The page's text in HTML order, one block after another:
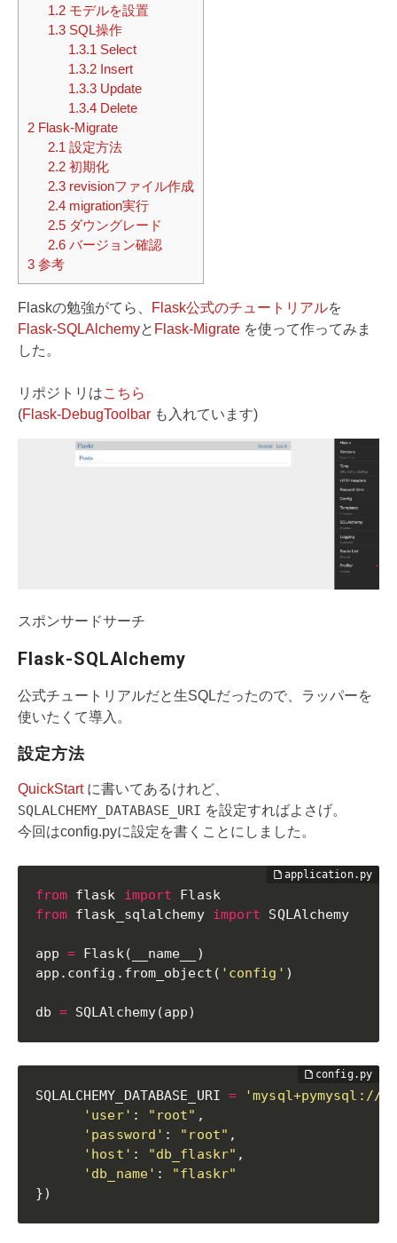
1.2モデルを設置
1.3SQL操作
1.3.1 Select
1.3.2Insert
1.3.3Update
1.3.4Delete
2 Flask-Migrate
2.1 設定方法
2.2初期化
2.3revisionファイル作成
2.4migration実行
2.5ダウングレード
2.6バージョン確認
3 参考
Flaskの勉強がてら、 Flask公式のチュートリアルを
Flask-SQLAlchemyと Flask-Migrate を使って作ってみま
した。
リポジトリはこちら
(Flask-DebugToolbar も入れています)
スポンサードサーチ
Flask-SQLAlchemy
公式チュートリアルだと生SQLだったので、ラッパーを
使いたくて導入。
設定方法
QuickStartに書いてあるけれど、
SQLALCHEMY_DATABASE_URI を設定すればよさげ。
今回はconfig.pyに設定を書くことにしました。
from flask import
Flask
from flask_sqlalchemy import SQLAlchemy
app = Flask( __name__
)
app . config . from_object ( 'config' )
db = SQLAlchemy(app)
SQLALCHEMY_DATABASE_URI =
'mysql+pymysql://
'user' : "root" ,
'password' : "root" ,
'host' : "db_flaskr" ,
'db_name' :
"flaskr"
})